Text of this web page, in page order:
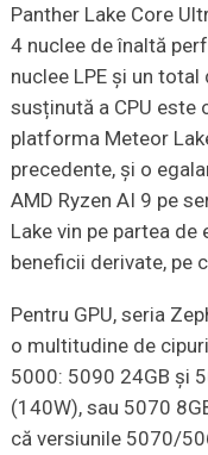
Panther Lake Core
4 nuclee de înaltă
nuclee LPE și un
susținută a CPU este
platforma Meteor
precedente, și o
AMD Ryzen AI 9 pe
Lake vin pe partea
beneficii derivate, pe
Pentru GPU, seria
o multitudine de
5000: 5090 24GB și
(140W), sau 5070
că versiunile 5070/